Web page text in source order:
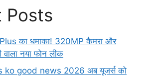
Posts
का धमाका! 320MP कैमरा और
नया फोन लीक
ko good news 2026 अब यूजर्स को